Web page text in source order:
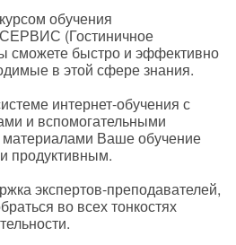
обучения
(Гостиничное
сможете быстро и эффективно
в этой сфере знания.
интернет-обучения с
и вспомогательными
Ваше обучение
продуктивным.
экспертов-преподавателей,
во всех тонкостях